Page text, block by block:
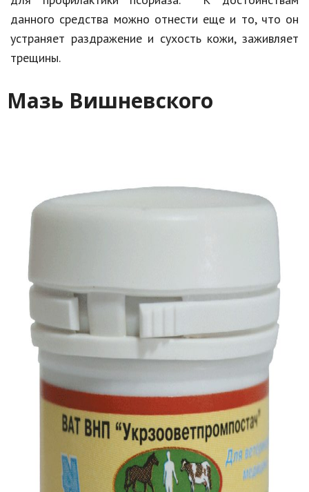
данного средства можно отнести еще и то, что он
устраняет раздражение и сухость кожи, заживляет
трещины.
Мазь Вишневского